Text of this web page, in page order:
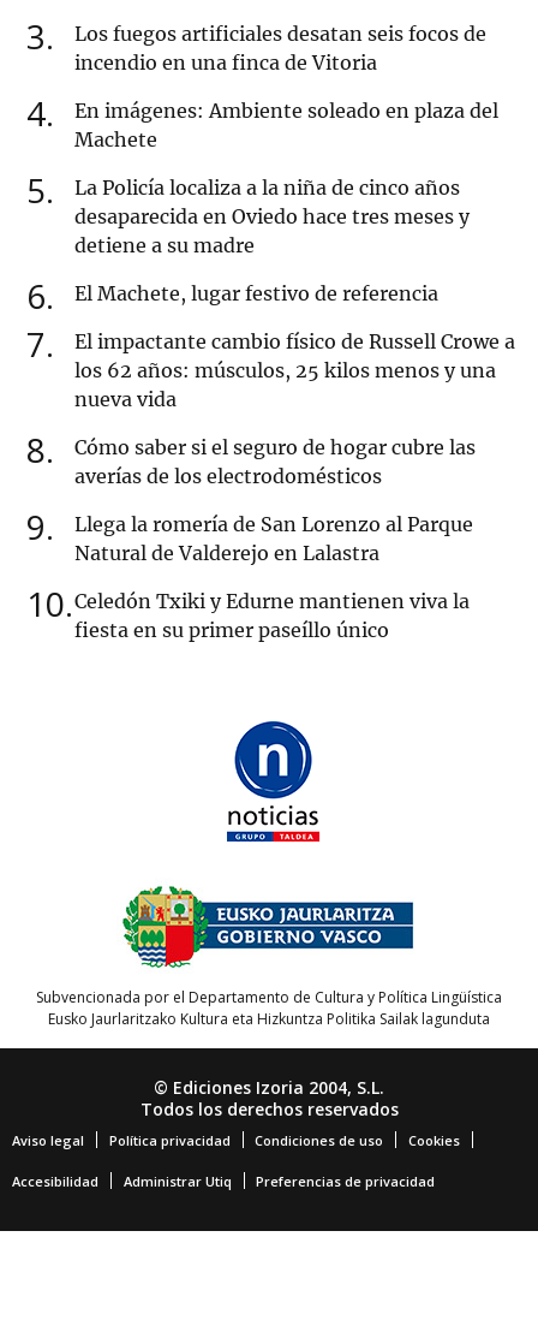
3
Los fuegos artificiales desatan seis focos de
incendio en una finca de Vitoria
4
En imágenes: Ambiente soleado en plaza del
Machete
5
La Policía localiza a la niña de cinco años
desaparecida en Oviedo hace tres meses y
detiene a su madre
6 El Machete, lugar festivo de referencia
7
El impactante cambio físico de Russell Crowe a
los 62 años: músculos, 25 kilos menos y una
nueva vida
8
Cómo saber si el seguro de hogar cubre las
averías de los electrodomésticos
9
Llega la romería de San Lorenzo al Parque
Natural de Valderejo en Lalastra
10 Celedón Txiki y Edurne mantienen viva la
fiesta en su primer paseíllo único
Subvencionada por el Departamento de Cultura y Política Lingüística
Eusko Jaurlaritzako Kultura eta Hizkuntza Politika Sailak lagunduta
© Ediciones Izoria 2004, S.L.
Todos los derechos reservados
Aviso legal Política privacidad Condiciones de uso Cookies
Accesibilidad Administrar Utiq Preferencias de privacidad